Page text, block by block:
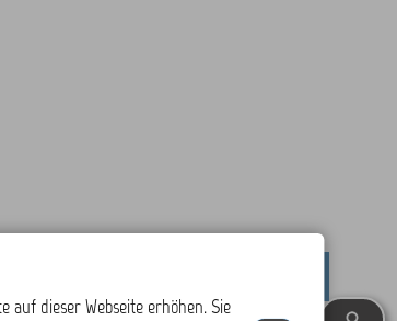
auf dieser Webseite erhöhen. Sie